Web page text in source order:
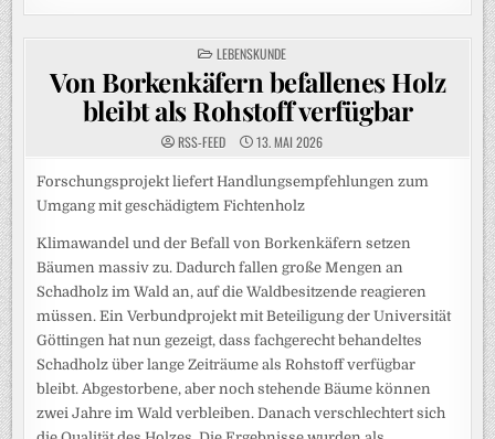
POSTED
IN
LEBENSKUNDE
Von Borkenkäfern befallenes Holz
bleibt als Rohstoff verfügbar
RSS-FEED 13. MAI 2026
Forschungsprojekt liefert Handlungsempfehlungen zum
Umgang mit geschädigtem Fichtenholz
Klimawandel und der Befall von Borkenkäfern setzen
Bäumen massiv zu. Dadurch fallen große Mengen an
Schadholz im Wald an, auf die Waldbesitzende reagieren
müssen. Ein Verbundprojekt mit Beteiligung der Universität
Göttingen hat nun gezeigt, dass fachgerecht behandeltes
Schadholz über lange Zeiträume als Rohstoff verfügbar
bleibt. Abgestorbene, aber noch stehende Bäume können
zwei Jahre im Wald verbleiben. Danach verschlechtert sich